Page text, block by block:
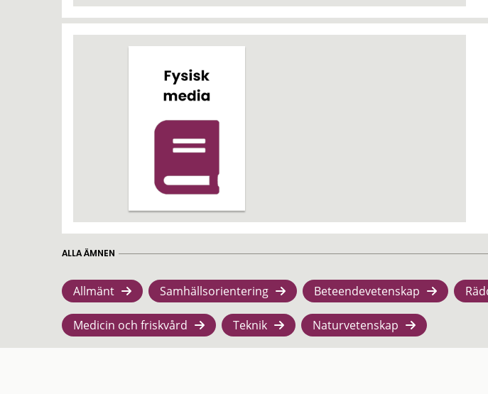
ALLA ÄMNEN
Allmänt Samhällsorientering Beteendevetenskap
Medicin och friskvård Teknik Naturvetenskap